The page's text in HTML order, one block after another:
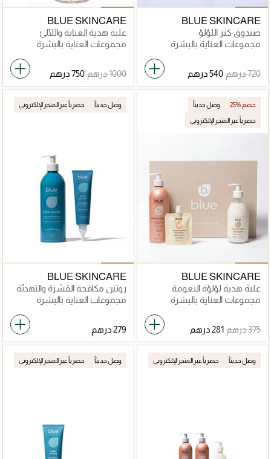
BLUE SKINCARE
صندوق كنز اللؤلؤ
مجموعات العناية بالبشرة
BLUE SKINCARE
علبة هدية العناية واللآلئ
والألماس
مجموعات العناية بالبشرة
25% خصم وصل حديثاً
حصرياً عبر المتجر الإلكتروني
BLUE SKINCARE
علبة هدية لؤلؤة النعومة
مجموعات العناية بالبشرة
وصل حديثاً حصرياً عبر المتجر الإلكتروني
BLUE SKINCARE
روتين مكافحة القشرة والتهدئة
مجموعات العناية بالبشرة
وصل حديثاً حصرياً عبر المتجر الإلكتروني وصل حديثاً حصرياً عبر المتجر الإلكتروني